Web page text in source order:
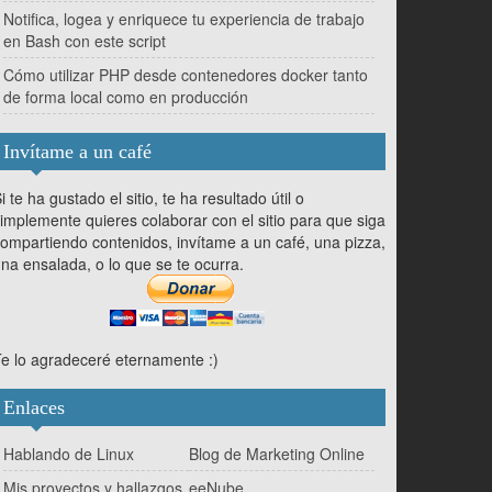
Notifica, logea y enriquece tu experiencia de trabajo
en Bash con este script
Cómo utilizar PHP desde contenedores docker tanto
de forma local como en producción
Invítame a un café
te ha gustado el sitio, te ha resultado útil o
quieres colaborar con el sitio para que siga
contenidos, invítame a un café, una pizza,
ensalada, o lo que se te ocurra.
lo agradeceré eternamente :)
Enlaces
Hablando de Linux
Blog de Marketing Online